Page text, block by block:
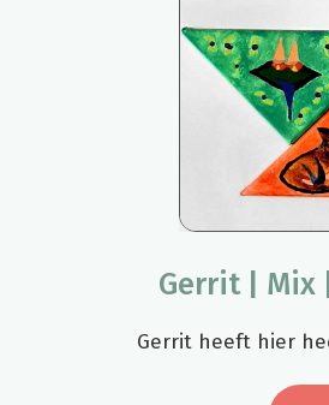
Gerrit | Mix
Gerrit heeft hier